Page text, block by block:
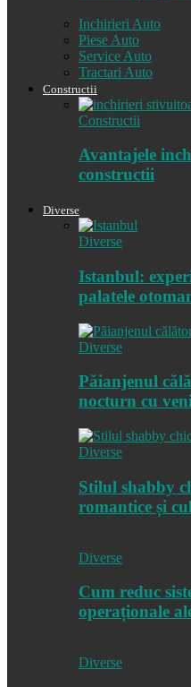
Inchirieri Auto
Piese Auto
Service Auto
Tractari Auto
Constructii
Constructii
Avantajele
constructii
Diverse
Diverse
Istanbul:
palatele
Diverse
Păianjenul
nocturn cu
Diverse
Stilul shabby
romantice și
Diverse
Cum reduc
operaționale
Diverse